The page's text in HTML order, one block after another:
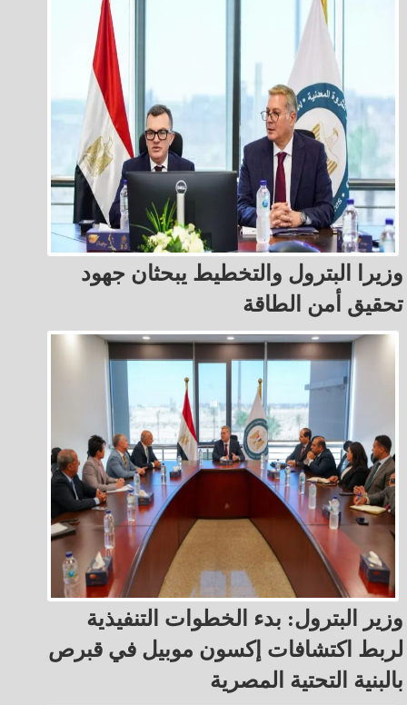
وزيرا البترول والتخطيط يبحثان جهود
تحقيق أمن الطاقة
وزير البترول: بدء الخطوات التنفيذية
لربط اكتشافات إكسون موبيل في قبرص
بالبنية التحتية المصرية